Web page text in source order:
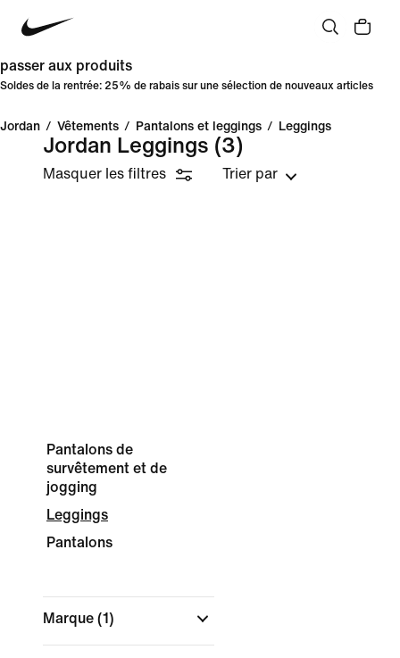
passer aux produits
Soldes de la rentrée: 25% de rabais sur une sélection de nouveaux articles
Jordan / Vêtements / Pantalons et leggings / Leggings
Jordan Leggings (3)
Masquer les filtres Trier par
Pantalons de
survêtement et de
jogging
Leggings
Pantalons
Marque (1)